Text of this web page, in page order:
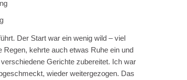
Der Start war ein wenig wild – viel
kehrte auch etwas Ruhe ein und
Gerichte zubereitet. Ich war
wieder weitergezogen. Das